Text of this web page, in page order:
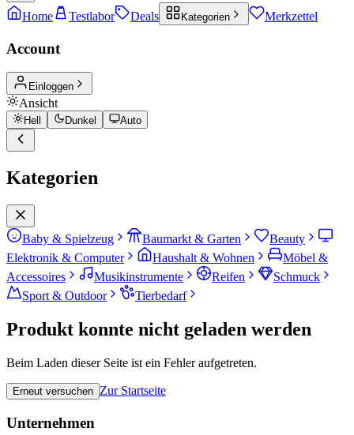
Home Testlabor Deals Kategorien Merkzettel
Account
Einloggen
Ansicht
Hell Dunkel Auto
Kategorien
Baby & Spielzeug Baumarkt & Garten
Beauty
Elektronik & Computer
Haushalt & Wohnen
Möbel &
Accessoires
Musikinstrumente Reifen
Schmuck
Sport & Outdoor
Tierbedarf
Produkt konnte nicht geladen werden
Beim Laden dieser Seite ist ein Fehler aufgetreten.
Erneut versuchen Zur Startseite
Unternehmen